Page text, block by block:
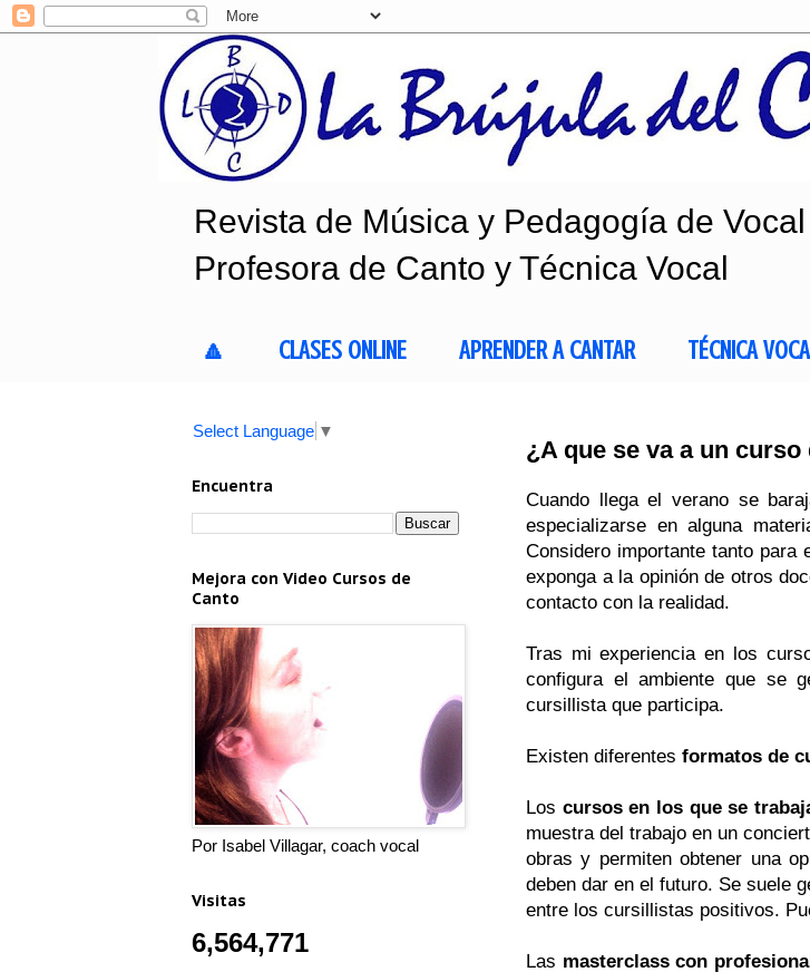
Revista de Música y Pedagogía de
Profesora de Canto y Técnica Vocal
🔼 CLASES ONLINE APRENDER A CANTAR TÉCNICA
¿A que se va a un
Cuando llega el verano se
especializarse en alguna
Considero importante tanto para
exponga a la opinión de otros
contacto con la realidad.
Tras mi experiencia en los
configura el ambiente que se
cursillista que participa.
Existen diferentes formatos de
Los cursos en los que se
muestra del trabajo en un
obras y permiten obtener una
deben dar en el futuro. Se suele
entre los cursillistas positivos.
Las masterclass con
Select Language ▼
Encuentra
Mejora con Video Cursos de
Canto
Por Isabel Villagar, coach vocal
Visitas
6,564,771